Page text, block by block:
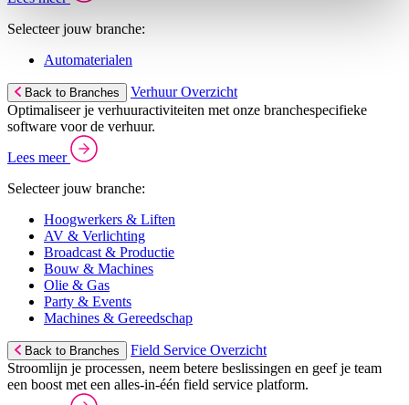
Selecteer jouw branche:
Automaterialen
Back to Branches
Verhuur Overzicht
Optimaliseer je verhuuractiviteiten met onze branchespecifieke
software voor de verhuur.
Lees meer
Selecteer jouw branche:
Hoogwerkers & Liften
AV & Verlichting
Broadcast & Productie
Bouw & Machines
Olie & Gas
Party & Events
Machines & Gereedschap
Back to Branches
Field Service Overzicht
Stroomlijn je processen, neem betere beslissingen en geef je team
een boost met een alles-in-één field service platform.